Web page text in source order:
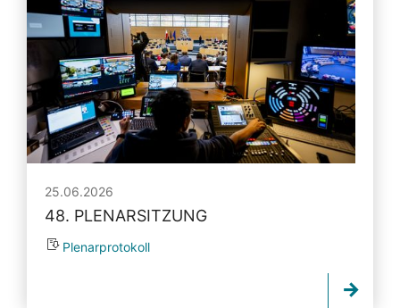
25.06.2026
48. PLENARSITZUNG
Plenarprotokoll